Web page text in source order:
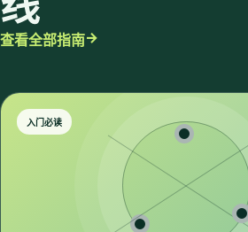
查看全部指南→
入门必读